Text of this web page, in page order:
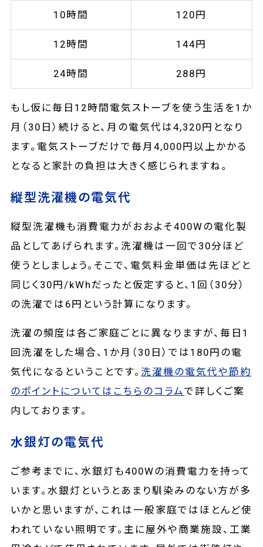
10時間 120円
12時間 144円
24時間 288円
もし仮に毎日12時間電気ストーブを使う生活を1か
月（30日）続けると、月の電気代は4,320円となり
ます。電気ストーブだけで毎月4,000円以上かかる
となると家計の負担は大きく感じられますね。
縦型洗濯機の電気代
縦型洗濯機も消費電力がおおよそ400Wの電化製
品としてあげられます。洗濯機は一回で30分ほど
使うとしましょう。そこで、電気料金単価は先ほどと
同じく30円/kWhだったと仮定すると、1回（30分）
の洗濯では6円という計算になります。
洗濯の頻度は各ご家庭ごとに異なりますが、毎日1
回洗濯をした場合、1か月（30日）では180円の電
気代になるということです。 洗濯機の電気代や節約
のポイントについてはこちらのコラムで詳しくご案
内しております。
水銀灯の電気代
ご参考までに、水銀灯も400Wの消費電力を持って
います。水銀灯というとあまり馴染みのない方が多
いかと思いますが、これは一般家庭ではほとんど使
われていない照明です。主に屋外や商業施設、工業